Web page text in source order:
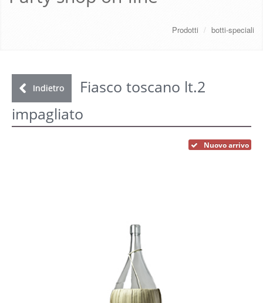
GALLERY
Prodotti / botti-speciali
Indietro
Fiasco toscano lt.2
impagliato
Nuovo arrivo